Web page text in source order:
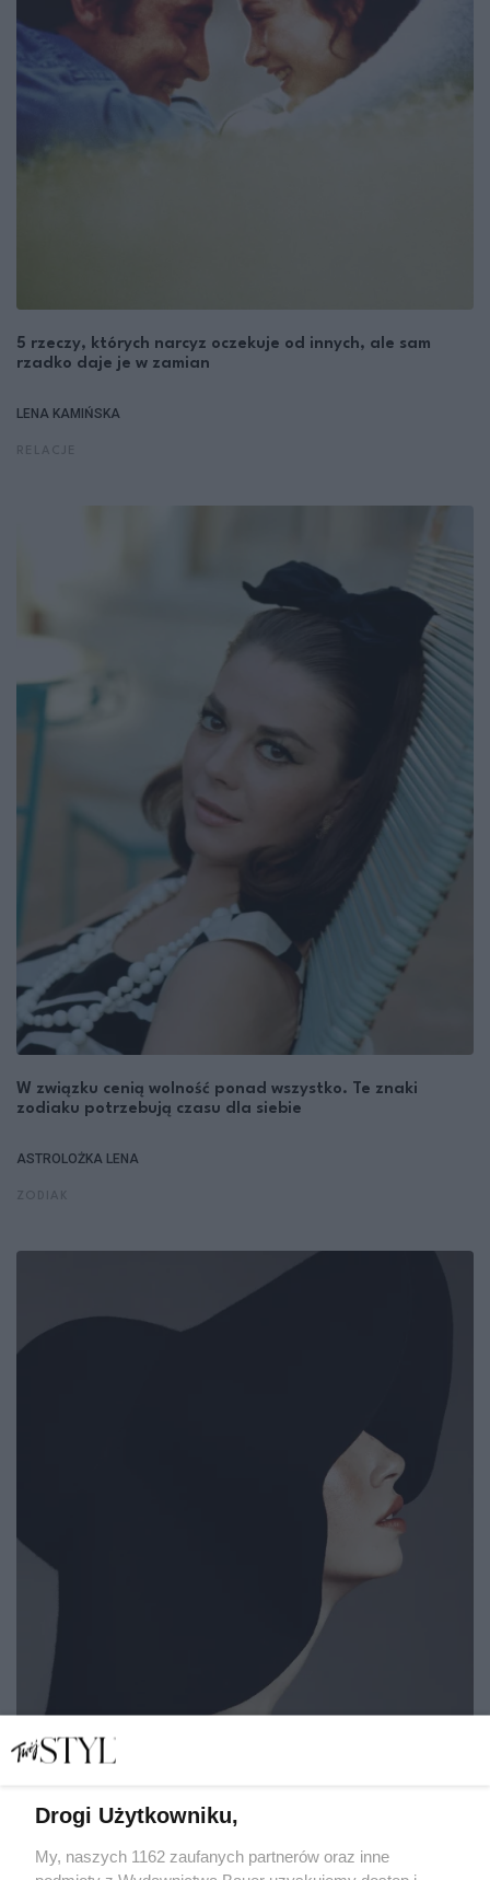
5 rzeczy, których narcyz oczekuje od innych, ale sam
rzadko daje je w zamian
LENA KAMIŃSKA
W związku cenią wolność ponad wszystko. Te znaki
zodiaku potrzebują czasu dla siebie
ASTROLOŻKA LENA
zapominamy o sobie
Drogi Użytkowniku,
My, naszych 1162 zaufanych partnerów oraz inne